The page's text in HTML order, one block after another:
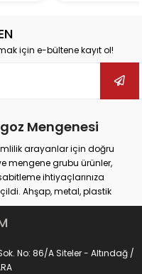
için e-bültene kayıt ol!
Mengenesi
arayanlar için doğru
mengene grubu ürünler,
ihtiyaçlarınıza
Ahşap, metal, plastik
ürünlerimiz;
tamir gibi pek çok alanda
olun, ister evde basit
hem iş güvenliğinizi
No: 86/A Siteler - Altındağ /